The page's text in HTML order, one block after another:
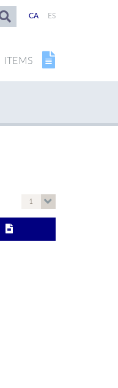
CA ES
ITEMS
1